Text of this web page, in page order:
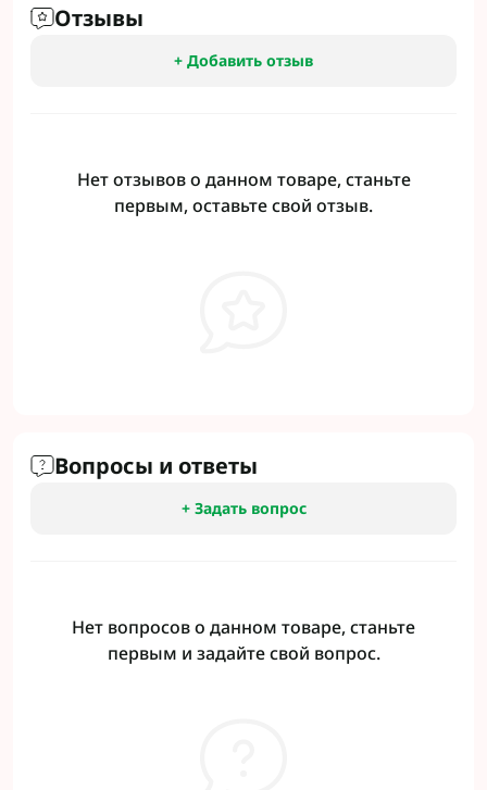
Отзывы
+ Добавить отзыв
Нет отзывов о данном товаре, станьте
первым, оставьте свой отзыв.
Вопросы и ответы
+ Задать вопрос
Нет вопросов о данном товаре, станьте
первым и задайте свой вопрос.